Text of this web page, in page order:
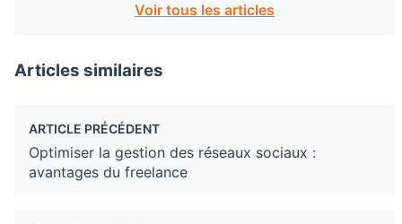
Voir tous les articles
Articles similaires
ARTICLE PRÉCÉDENT
Optimiser la gestion des réseaux sociaux :
avantages du freelance